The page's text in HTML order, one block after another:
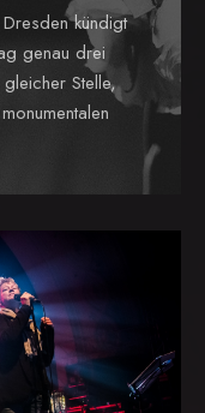
kündigt
genau drei
Stelle,